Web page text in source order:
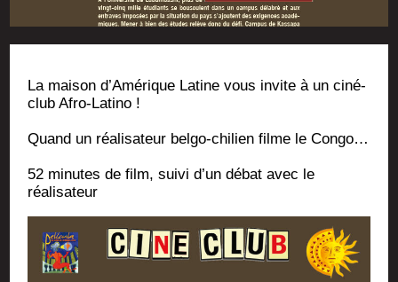
La mai­son d’A­mé­rique Latine vous invite à un ciné-
club Afro-Latino !
Quand un réa­li­sa­teur bel­go-chi­lien filme le Congo…
52 minutes de film, sui­vi d’un débat avec le
réalisateur